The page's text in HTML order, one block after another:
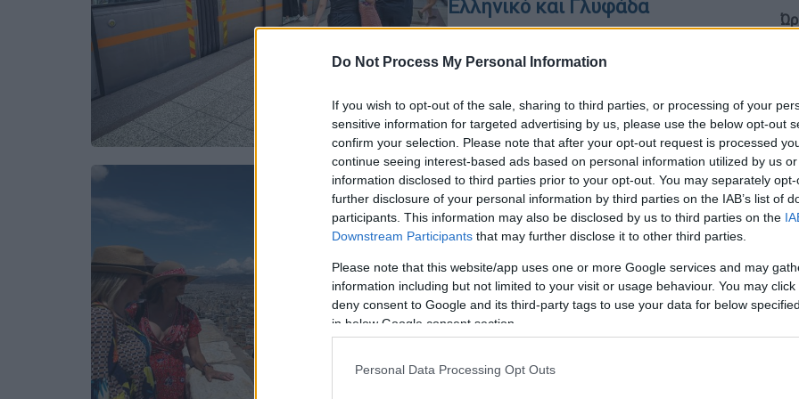
Do Not Process My Personal Information
If you wish to opt-out of the sale, sharing to third parties, or processing of your
sensitive information for targeted advertising by us, please use the below opt-out
confirm your selection. Please note that after your opt-out request is processed
continue seeing interest-based ads based on personal information utilized by us
information disclosed to third parties prior to your opt-out. You may separately
further disclosure of your personal information by third parties on the IAB’s list of
participants. This information may also be disclosed by us to third parties on the
Downstream Participants that may further disclose it to other third parties.
Please note that this website/app uses one or more Google services and may
information including but not limited to your visit or usage behaviour. You may
deny consent to Google and its third-party tags to use your data for below
in below Google consent section.
Personal Data Processing Opt Outs
Ελληνικό και Γλυφάδα
σύνδεση του Κέντρου Πολιτισμού
του μετρό
Οικονομία|20.09.2025 19:53
Βραχυχρόνια μίσθωση: Προς
επέκταση το μπλόκο στα AirBnb -
Αύξηση 18% στην Αθήνα παρά την
απαγόρευση
H κυβέρνηση εξετάζει την επέκταση
της απαγόρευσης και σε άλλες
περιοχές